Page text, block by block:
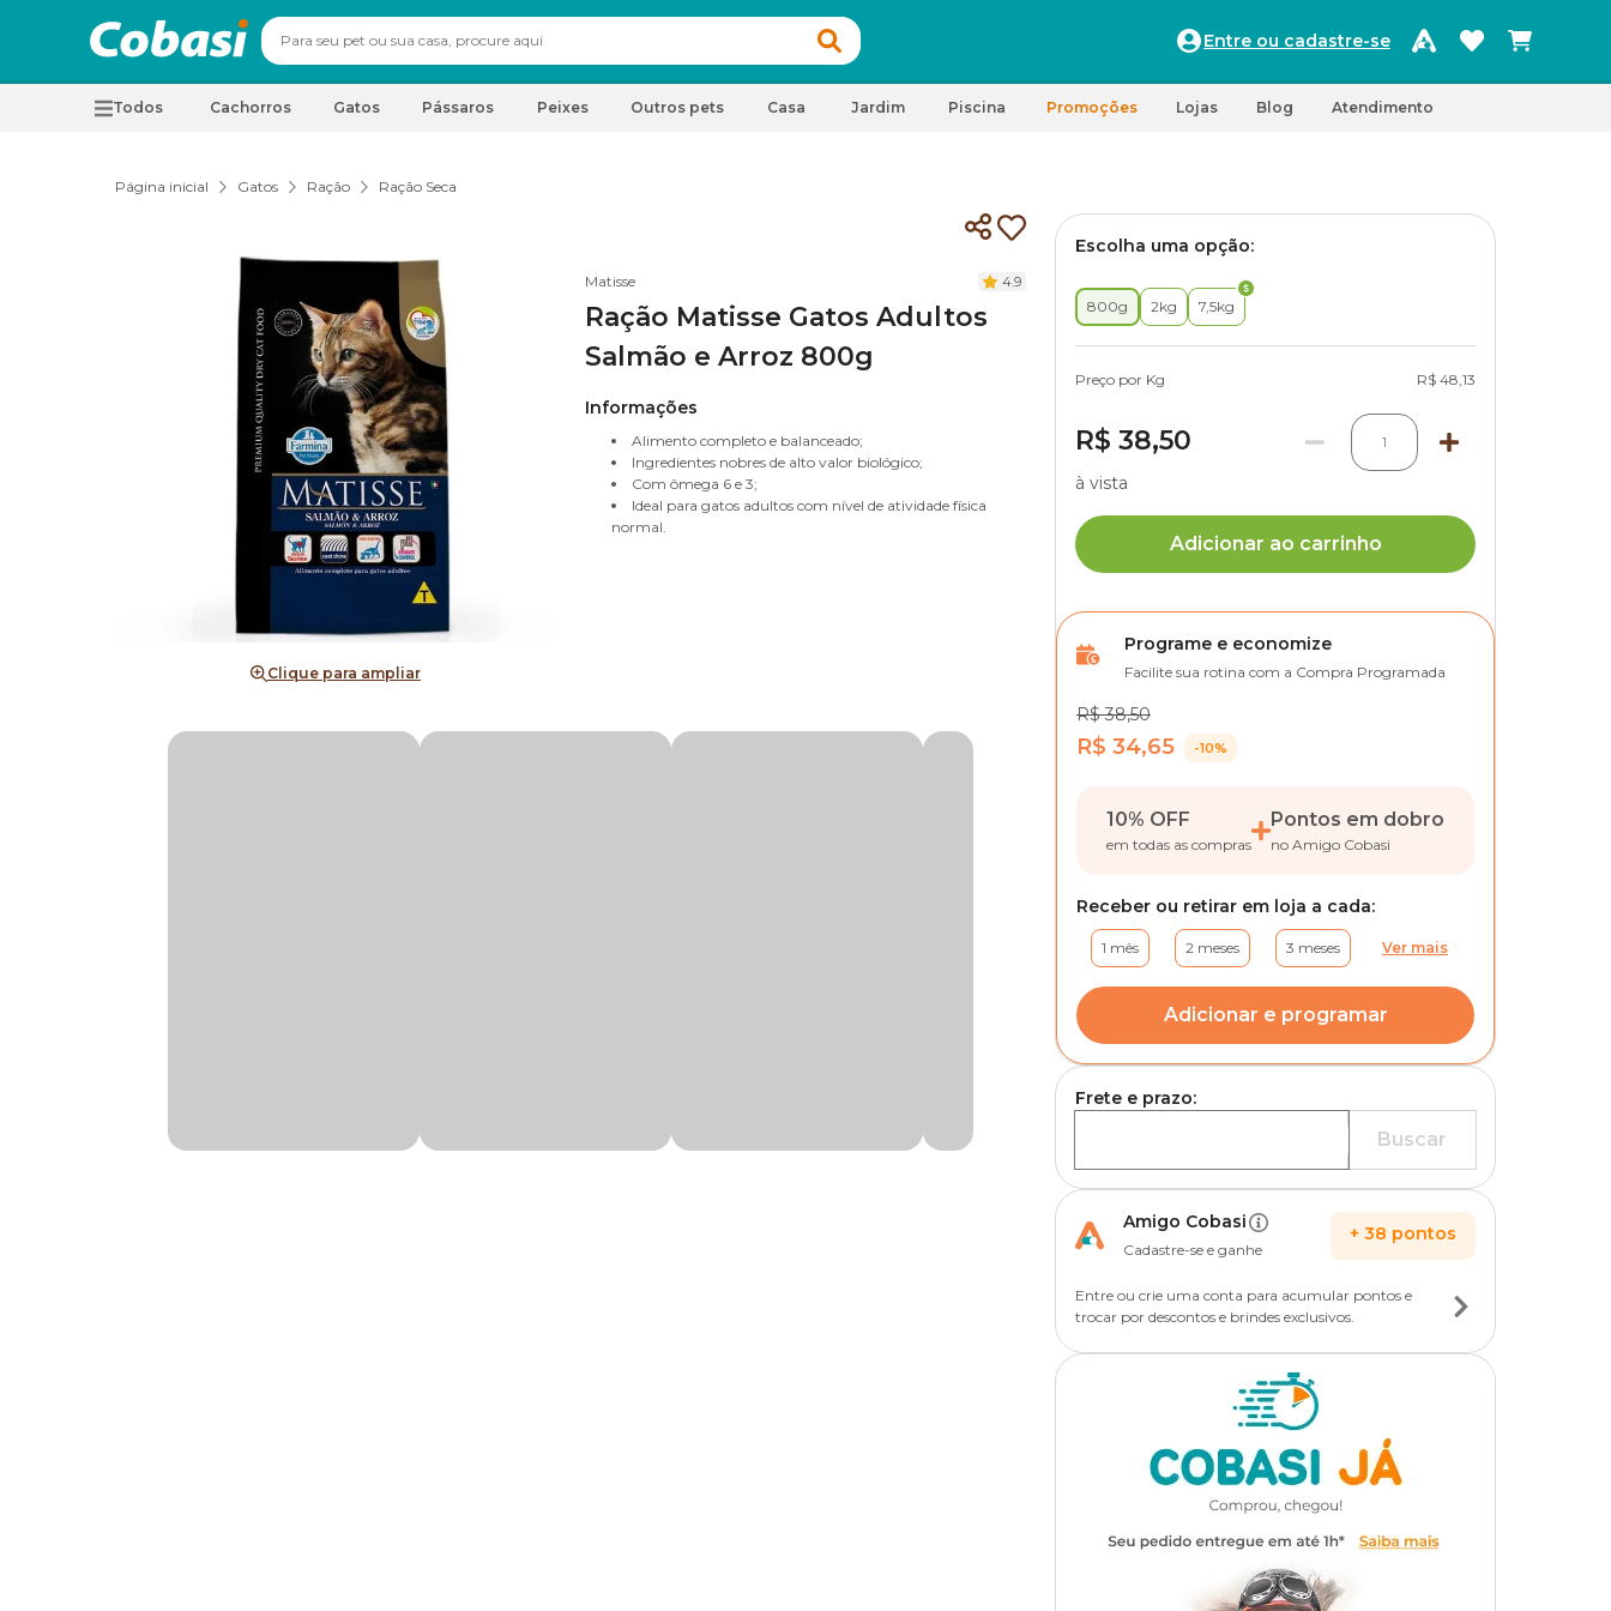
Entre ou cadastre-se
Todos Cachorros Gatos Pássaros Peixes Outros pets Casa Jardim Piscina Promoções Lojas Blog Atendimento
Página inicial Gatos Ração Ração Seca
Clique para ampliar
Matisse 4.9
Ração Matisse Gatos Adultos
Salmão e Arroz 800g
Informações
Alimento completo e balanceado;
Ingredientes nobres de alto valor biológico;
Com ômega 6 e 3;
Ideal para gatos adultos com nível de atividade física
normal.
Escolha uma opção:
800g 2kg 7,5kg
Preço por Kg R$ 48,13
R$ 38,50 1
à vista
Adicionar ao carrinho
Programe e economize
Facilite sua rotina com a Compra Programada
R$ 38,50
R$ 34,65 -10%
10% OFF
em todas as compras
Pontos em dobro
no Amigo Cobasi
Receber ou retirar em loja a cada:
1 mês 2 meses 3 meses Ver mais
Adicionar e programar
Frete e prazo:
Buscar
Amigo Cobasi
Cadastre-se e ganhe
+ 38 pontos
Entre ou crie uma conta para acumular pontos e
trocar por descontos e brindes exclusivos.